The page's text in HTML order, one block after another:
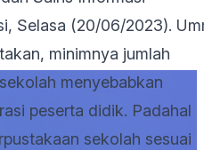
Selasa (20/06/2023).
minimnya jumlah
menyebabkan
peserta didik. Padahal
sekolah sesuai